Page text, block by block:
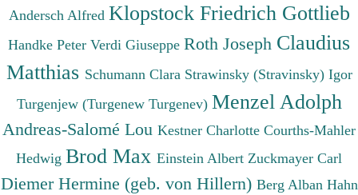
Andersch Alfred Klopstock Friedrich Gottlieb
Handke Peter Verdi Giuseppe Roth Joseph Claudius
Matthias Schumann Clara Strawinsky (Stravinsky) Igor
Turgenjew (Turgenew Turgenev) Menzel Adolph
Andreas-Salomé Lou Kestner Charlotte Courths-Mahler
Hedwig Brod Max Einstein Albert Zuckmayer Carl
Diemer Hermine (geb. von Hillern) Berg Alban Hahn